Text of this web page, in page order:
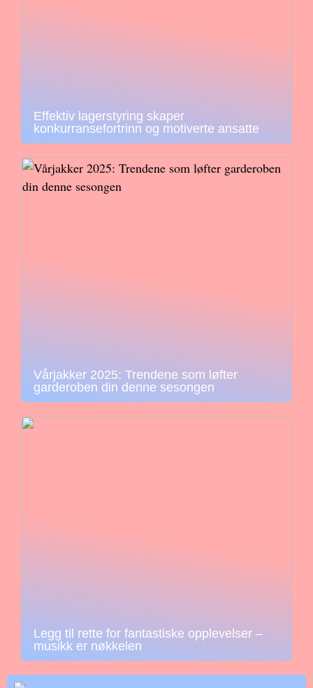
Effektiv lagerstyring skaper
konkurransefortrinn og motiverte ansatte
Vårjakker 2025: Trendene som løfter
garderoben din denne sesongen
Legg til rette for fantastiske opplevelser –
musikk er nøkkelen